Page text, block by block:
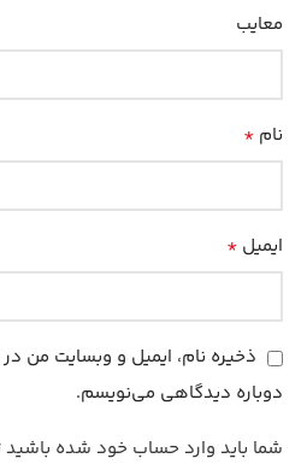
معایب
نام *
ایمیل *
ذخیره نام، ایمیل و وبسایت من در
دوباره دیدگاهی می‌نویسم.
شما باید وارد حساب خود شده باشید